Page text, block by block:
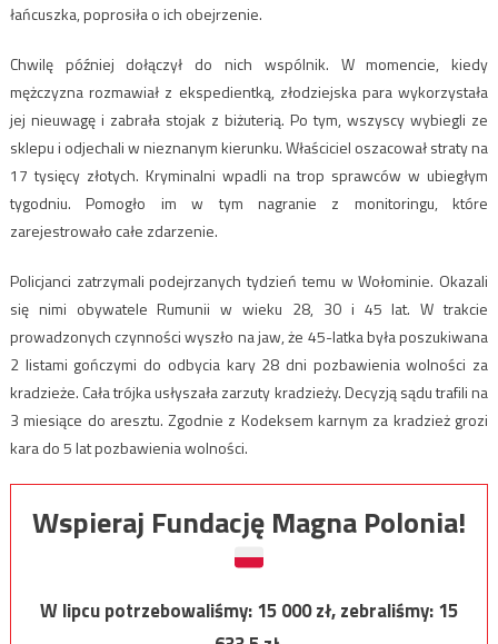
łańcuszka, poprosiła o ich obejrzenie.
Chwilę później dołączył do nich wspólnik. W momencie, kiedy
mężczyzna rozmawiał z ekspedientką, złodziejska para wykorzystała
jej nieuwagę i zabrała stojak z biżuterią. Po tym, wszyscy wybiegli ze
sklepu i odjechali w nieznanym kierunku. Właściciel oszacował straty na
17 tysięcy złotych. Kryminalni wpadli na trop sprawców w ubiegłym
tygodniu. Pomogło im w tym nagranie z monitoringu, które
zarejestrowało całe zdarzenie.
Policjanci zatrzymali podejrzanych tydzień temu w Wołominie. Okazali
się nimi obywatele Rumunii w wieku 28, 30 i 45 lat. W trakcie
prowadzonych czynności wyszło na jaw, że 45-latka była poszukiwana
2 listami gończymi do odbycia kary 28 dni pozbawienia wolności za
kradzieże. Cała trójka usłyszała zarzuty kradzieży. Decyzją sądu trafili na
3 miesiące do aresztu. Zgodnie z Kodeksem karnym za kradzież grozi
kara do 5 lat pozbawienia wolności.
Wspieraj Fundację Magna Polonia!
W lipcu potrzebowaliśmy:15 000zł, zebraliśmy:15